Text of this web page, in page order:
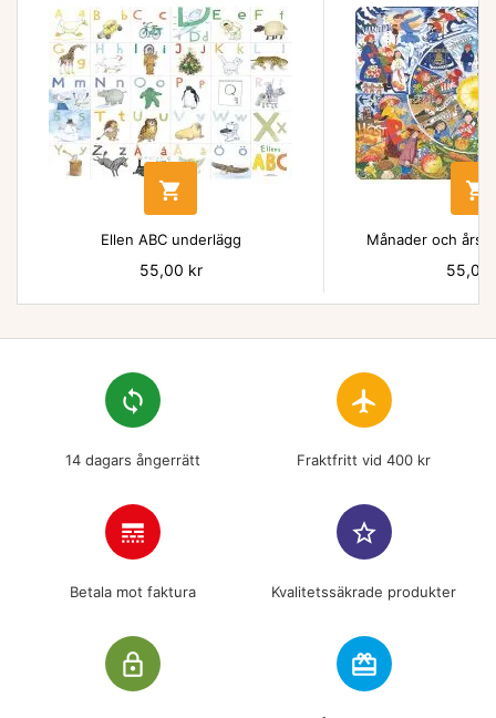

Ellen ABC underlägg
Pris
55,00 kr

Månader och
Pris
55,00
loop
14 dagars ångerrätt
flight
Fraktfritt vid 400 kr
line_style
Betala mot faktura
star_border
Kvalitetssäkrade produkter
lock_outline redeem